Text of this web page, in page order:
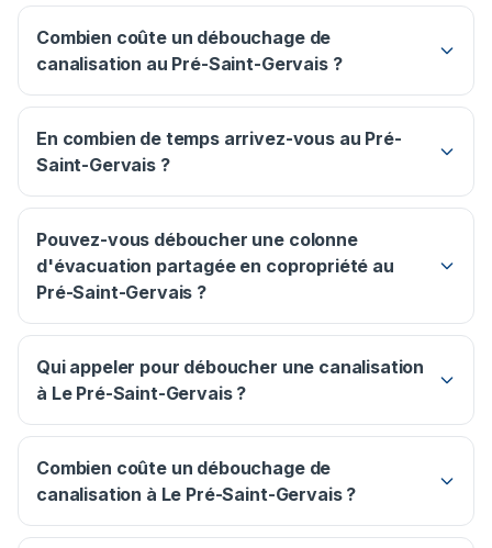
Combien coûte un débouchage de
canalisation au Pré-Saint-Gervais ?
En combien de temps arrivez-vous au Pré-
Saint-Gervais ?
Pouvez-vous déboucher une colonne
d'évacuation partagée en copropriété au
Pré-Saint-Gervais ?
Qui appeler pour déboucher une canalisation
à Le Pré-Saint-Gervais ?
Combien coûte un débouchage de
canalisation à Le Pré-Saint-Gervais ?